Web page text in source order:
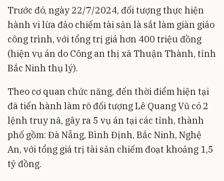
Trước đó, ngày 22/7/2024, đối tượng thực hiện
hành vi lừa đảo chiếm tài sản là sắt làm giàn giáo
công trình, với tổng trị giá hơn 400 triệu đồng
(hiện vụ án do Công an thị xã Thuận Thành, tỉnh
Bắc Ninh thụ lý).
Theo cơ quan chức năng, đến thời điểm hiện tại
đã tiến hành làm rõ đối tượng Lê Quang Vũ có 2
lệnh truy nã, gây ra 5 vụ án tại các tỉnh, thành
phố gồm: Đà Nẵng, Bình Định, Bắc Ninh, Nghệ
An, với tổng giá trị tài sản chiếm đoạt khoảng 1,5
tỷ đồng.